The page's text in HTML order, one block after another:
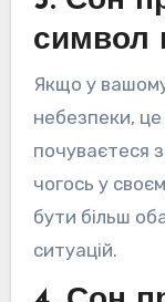
символ
Якщо у
небезпеки,
почуваєтеся
чогось у
бути більш
ситуацій.